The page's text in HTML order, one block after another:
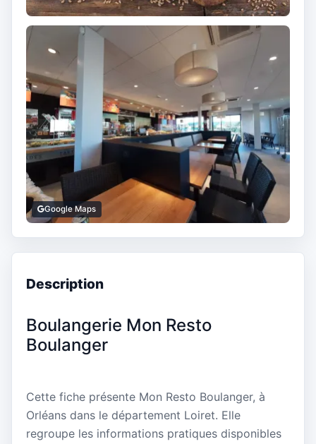
Google Maps
Description
Boulangerie Mon Resto
Boulanger
Cette fiche présente Mon Resto Boulanger, à
Orléans dans le département Loiret. Elle
regroupe les informations pratiques disponibles